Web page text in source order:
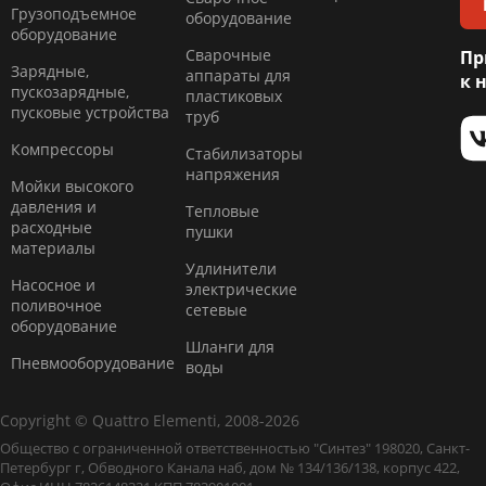
Грузоподъемное
оборудование
Зарядные,
пускозарядные,
пусковые устройства
Компресcоры
Мойки высокого
давления и
расходные
материалы
Насосное и
поливочное
оборудование
Пневмооборудование
оборудование
Сварочные
аппараты для
пластиковых
труб
Стабилизаторы
напряжения
Тепловые
пушки
Удлинители
электрические
сетевые
Шланги для
воды
к
Copyright © Quattro Elementi, 2008-2026
Общество с ограниченной ответственностью "Синтез" 198020, Санкт-
Петербург г, Обводного Канала наб, дом № 134/136/138, корпус 422,